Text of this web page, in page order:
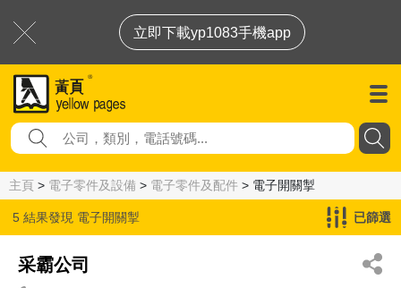
立即下載yp1083手機app
主頁 > 電子零件及設備 > 電子零件及配件 > 電子開關掣
5 結果發現 電子開關掣 已篩選
采霸公司